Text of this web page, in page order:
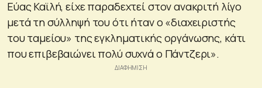
Εύας Καϊλή, είχε παραδεχτεί στον ανακριτή λίγο
μετά τη σύλληψή του ότι ήταν ο «διαχειριστής
του ταμείου» της εγκληματικής οργάνωσης, κάτι
που επιβεβαιώνει πολύ συχνά ο Πάντζερι».